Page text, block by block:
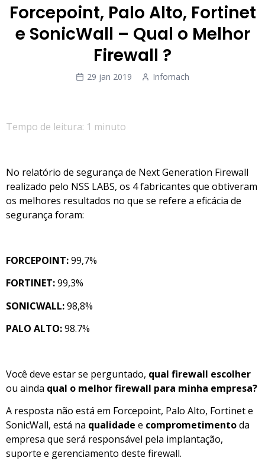
Forcepoint, Palo Alto, Fortinet
e SonicWall – Qual o Melhor
Firewall ?
29 jan 2019 Infomach
Tempo de leitura: 1 minuto
No relatório de segurança de Next Generation Firewall
realizado pelo NSS LABS, os 4 fabricantes que obtiveram
os melhores resultados no que se refere a eficácia de
segurança foram:
FORCEPOINT:99,7%
FORTINET:99,3%
SONICWALL:98,8%
PALO ALTO:98.7%
Você deve estar se perguntado, qual firewall escolher
ou ainda qual o melhor firewall para minha empresa?
A resposta não está em Forcepoint, Palo Alto, Fortinet e
SonicWall, está na qualidade e comprometimentoda
empresa que será responsável pela implantação,
suporte e gerenciamento deste firewall.